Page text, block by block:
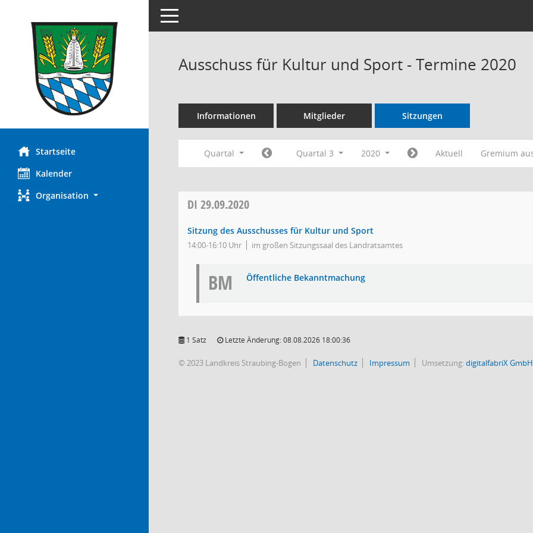
Startseite
Kalender
Organisation
Toggle navigation
Ausschuss für Kultur und Sport - Termine 2020
Informationen Mitglieder Sitzungen
Quartal Quartal 3 2020 Aktuell Gremium
DI 29.09.2020
Sitzung des Ausschusses für Kultur und Sport
14:00-16:10 Uhr im großen Sitzungssaal des Landratsamtes
BM Öffentliche Bekanntmachung
1 Satz Letzte Änderung: 08.08.2026 18:00:36
© 2023 Landkreis Straubing-Bogen Datenschutz Impressum Umsetzung:digitalfabriX GmbH